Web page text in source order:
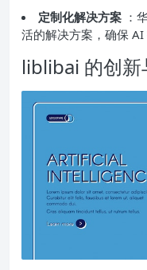
定制化解决方案 ：
活的解决方案，确保 AI
liblibai 的创新